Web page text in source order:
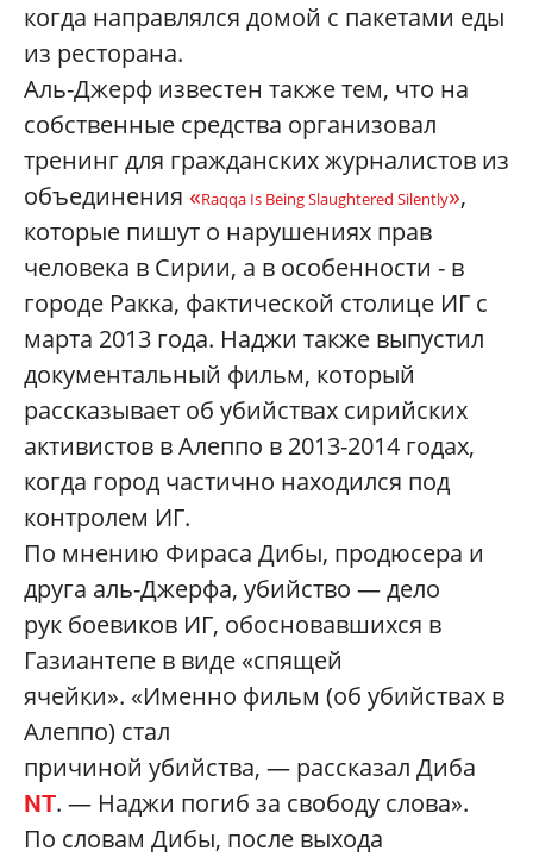
когда направлялся домой с пакетами еды
из ресторана.
Аль-Джерф известен также тем, что на
собственные средства организовал
тренинг для гражданских журналистов из
объединения «Raqqa Is Being Slaughtered Silently»,
которые пишут о нарушениях прав
человека в Сирии, а в особенности - в
городе Ракка, фактической столице ИГ с
марта 2013 года. Наджи также выпустил
документальный фильм, который
рассказывает об убийствах сирийских
активистов в Алеппо в 2013-2014 годах,
когда город частично находился под
контролем ИГ.
По мнению Фираса Дибы, продюсера и
друга аль-Джерфа, убийство —дело
рук боевиков ИГ, обосновавшихся в
Газиантепе в виде «спящей
ячейки». «Именно фильм (об убийствах в
Алеппо) стал
причиной убийства, — рассказал Диба
NT. — Наджи погиб за свободу слова».
По словам Дибы, после выхода